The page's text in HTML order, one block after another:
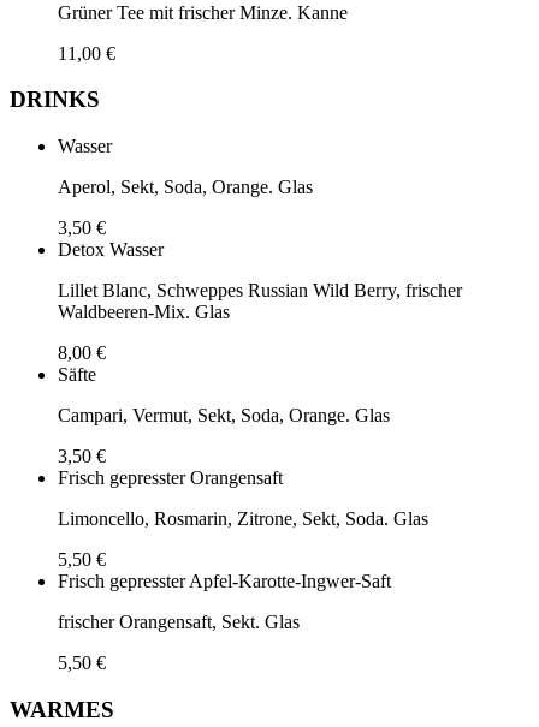
Grüner Tee mit frischer Minze. Kanne
11,00 €
DRINKS
Wasser
Aperol, Sekt, Soda, Orange. Glas
3,50 €
Detox Wasser
Lillet Blanc, Schweppes Russian Wild Berry, frischer
Waldbeeren-Mix. Glas
8,00 €
Säfte
Campari, Vermut, Sekt, Soda, Orange. Glas
3,50 €
Frisch gepresster Orangensaft
Limoncello, Rosmarin, Zitrone, Sekt, Soda. Glas
5,50 €
Frisch gepresster Apfel-Karotte-Ingwer-Saft
frischer Orangensaft, Sekt. Glas
5,50 €
WARMES